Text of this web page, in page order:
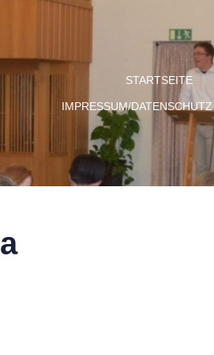
STARTSEITE
IMPRESSUM/DATENSCHUTZ